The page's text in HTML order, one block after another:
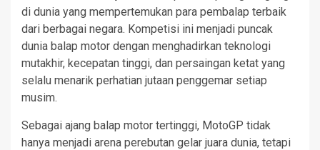
di dunia yang mempertemukan para pembalap terbaik
dari berbagai negara. Kompetisi ini menjadi puncak
dunia balap motor dengan menghadirkan teknologi
mutakhir, kecepatan tinggi, dan persaingan ketat yang
selalu menarik perhatian jutaan penggemar setiap
musim.
Sebagai ajang balap motor tertinggi, MotoGP tidak
hanya menjadi arena perebutan gelar juara dunia, tetapi